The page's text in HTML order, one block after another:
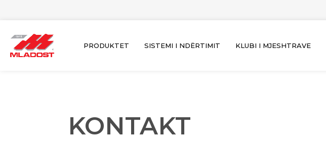
PRODUKTET SISTEMI I NDËRTIMIT KLUBI I MJESHTRAVE
KONTAKT